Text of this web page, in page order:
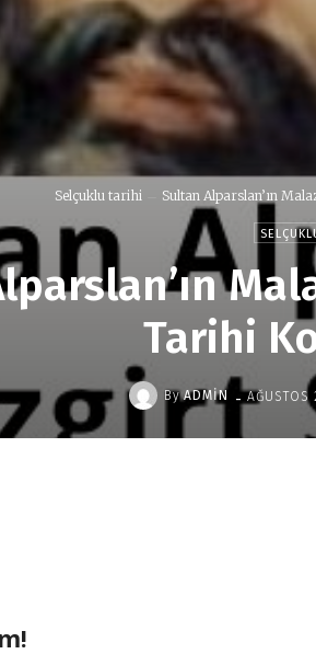
Selçuklu tarihi Sultan Alparslan’ın
Tarihi
By ADMIN - AĞUSTOS